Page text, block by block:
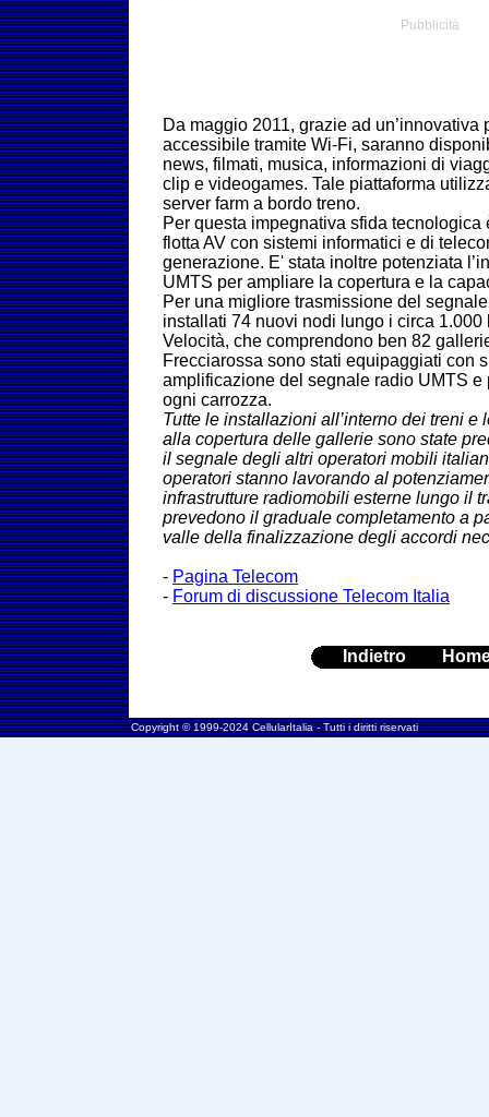
Pubblicità
Da maggio 2011, grazie ad un’innovativa
accessibile tramite Wi-Fi, saranno
news, filmati, musica, informazioni di
clip e videogames. Tale piattaforma
server farm a bordo treno.
Per questa impegnativa sfida tecnologica
flotta AV con sistemi informatici e di
generazione. E' stata inoltre potenziata
UMTS per ampliare la copertura e la
Per una migliore trasmissione del
installati 74 nuovi nodi lungo i circa 1.000
Velocità, che comprendono ben 82
Frecciarossa sono stati equipaggiati con
amplificazione del segnale radio UMTS
ogni carrozza.
Tutte le installazioni all’interno dei treni e
alla copertura delle gallerie sono state
il segnale degli altri operatori mobili
operatori stanno lavorando al
infrastrutture radiomobili esterne lungo il
prevedono il graduale completamento a
valle della finalizzazione degli accordi
- Pagina Telecom
- Forum di discussione Telecom Italia
Indietro
Copyright © 1999-2024 CellularItalia - Tutti i diritti riservati